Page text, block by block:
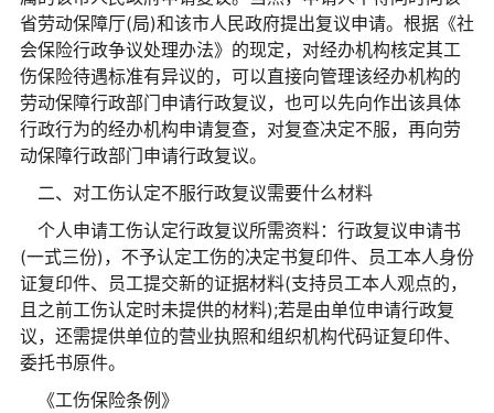
省劳动保障厅(局)和该市人民政府提出复议申请。根据《社
会保险行政争议处理办法》的现定，对经办机构核定其工
伤保险待遇标准有异议的，可以直接向管理该经办机构的
劳动保障行政部门申请行政复议，也可以先向作出该具体
行政行为的经办机构申请复查，对复查决定不服，再向劳
动保障行政部门申请行政复议。
二、对工伤认定不服行政复议需要什么材料
个人申请工伤认定行政复议所需资料：行政复议申请书
(一式三份)，不予认定工伤的决定书复印件、员工本人身份
证复印件、员工提交新的证据材料(支持员工本人观点的，
且之前工伤认定时未提供的材料);若是由单位申请行政复
议，还需提供单位的营业执照和组织机构代码证复印件、
委托书原件。
《工伤保险条例》